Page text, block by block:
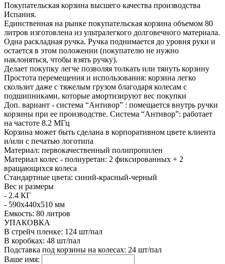
Покупательская корзина высшего качества производства
Испания.
Единственная на рынке покупательская корзина объемом 80
литров изготовлена из ультралегкого долговечного материала.
Одна раскладная ручка. Ручка поднимается до уровня руки и
остается в этом положении (покупателю не нужно
наклоняться, чтобы взять ручку).
Делает покупку легче позволяя толкать или тянуть корзину
Простота перемещения и использования: корзина легко
скользит даже с тяжелым грузом благодаря колесам с
подшипниками, которые амортизируют вес покупки
Доп. вариант - система “Антивор” : помещается внутрь ручки
корзины при ее производстве. Система “Антивор”: работает
на частоте 8.2 МГц
Корзина может быть сделана в корпоративном цвете клиента
и/или с печатью логотипа
Материал: первокачественный полипропилен
Материал колес - полиуретан: 2 фиксированных + 2
вращающихся колеса
Стандартные цвета: синий-красный-черный
Вес и размеры
- 2.4 КГ
- 590x440x510 мм
Емкость: 80 литров
УПАКОВКА
В стрейч пленке: 124 шт/пал
В коробках: 48 шт/пал
Подставка под корзины на колесах: 24 шт/пал
Ваше имя: